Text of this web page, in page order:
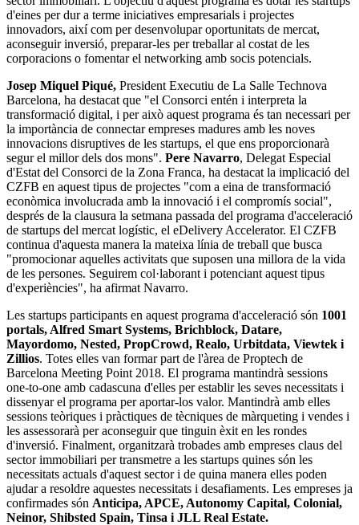
d'eines per dur a terme iniciatives empresarials i projectes
innovadors, així com per desenvolupar oportunitats de mercat,
aconseguir inversió, preparar-les per treballar al costat de les
corporacions o fomentar el networking amb socis potencials.
Josep Miquel Piqué, President Executiu de La Salle Technova
Barcelona, ​​ha destacat que "el Consorci entén i interpreta la
transformació digital, i per això aquest programa és tan necessari per
la importància de connectar empreses madures amb les noves
innovacions disruptives de les startups, el que ens proporcionarà
segur el millor dels dos mons". Pere Navarro, Delegat Especial
d'Estat del Consorci de la Zona Franca, ha destacat la implicació del
CZFB en aquest tipus de projectes "com a eina de transformació
econòmica involucrada amb la innovació i el compromís social",
després de la clausura la setmana passada del programa d'acceleració
de startups del mercat logístic, el eDelivery Accelerator. El CZFB
continua d'aquesta manera la mateixa línia de treball que busca
"promocionar aquelles activitats que suposen una millora de la vida
de les persones. Seguirem col·laborant i potenciant aquest tipus
d'experiències", ha afirmat Navarro.
Les startups participants en aquest programa d'acceleració són 1001
portals, Alfred Smart Systems, Brichblock, Datare,
Mayordomo, Nested, PropCrowd, Realo, Urbitdata, Viewtek i
Zillios. Totes elles van formar part de l'àrea de Proptech de
Barcelona Meeting Point 2018. El programa mantindrà sessions
one-to-one amb cadascuna d'elles per establir les seves necessitats i
dissenyar el programa per aportar-los valor. Mantindrà amb elles
sessions teòriques i pràctiques de tècniques de màrqueting i vendes i
les assessorarà per aconseguir que tinguin èxit en les rondes
d'inversió. Finalment, organitzarà trobades amb empreses claus del
sector immobiliari per transmetre a les startups quines són les
necessitats actuals d'aquest sector i de quina manera elles poden
ajudar a resoldre aquestes necessitats i desafiaments. Les empreses ja
confirmades són Anticipa, APCE, Autonomy Capital, Colonial,
Neinor, Shibsted Spain, Tinsa i JLL Real Estate.